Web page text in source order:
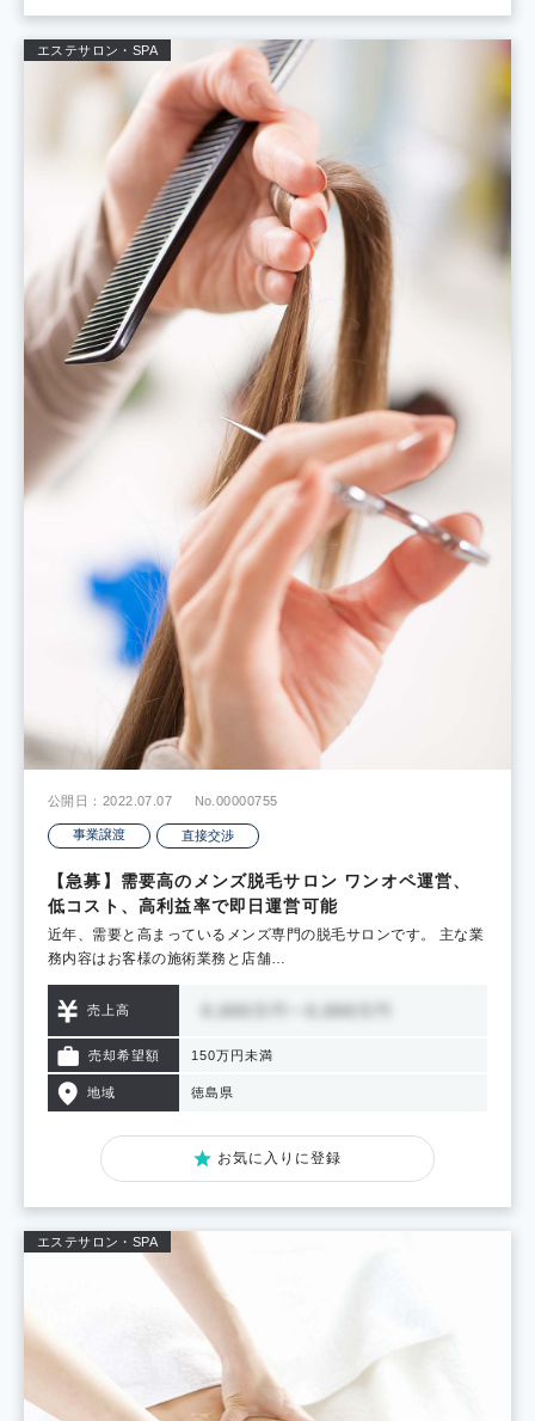
エステサロン・SPA
公開日：2022.07.07 No.00000755
事業譲渡 直接交渉
【急募】需要高のメンズ脱毛サロン ワンオペ運営、
低コスト、高利益率で即日運営可能
近年、需要と高まっているメンズ専門の脱毛サロンです。 主な業
務内容はお客様の施術業務と店舗…
売上高
売却希望額 150万円未満
地域 徳島県
お気に入りに登録
エステサロン・SPA